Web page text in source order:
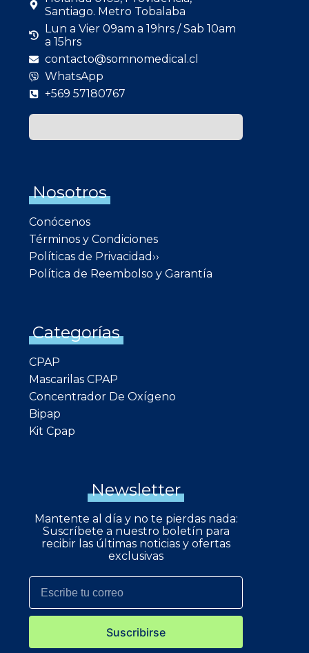
Santiago. Metro Tobalaba
Lun a Vier 09am a 19hrs / Sab 10am
a 15hrs
contacto@somnomedical.cl
WhatsApp
+569 57180767
Nosotros
Conócenos
Términos y Condiciones
Políticas de Privacidad››
Política de Reembolso y Garantía
Categorías
CPAP
Mascarilas CPAP
Concentrador De Oxígeno
Bipap
Kit Cpap
Newsletter
Mantente al día y no te pierdas nada:
Suscríbete a nuestro boletín para
recibir las últimas noticias y ofertas
exclusivas
Suscribirse